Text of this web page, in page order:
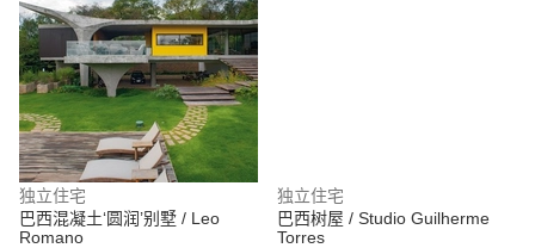
独立住宅
巴西混凝土‘圆润’别墅 / Leo
Romano
独立住宅
巴西树屋 / Studio Guilherme
Torres